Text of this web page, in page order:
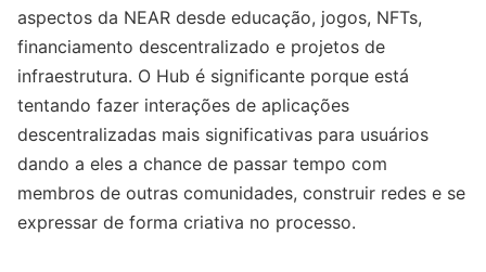
aspectos da NEAR desde educação, jogos, NFTs,
financiamento descentralizado e projetos de
infraestrutura. O Hub é significante porque está
tentando fazer interações de aplicações
descentralizadas mais significativas para usuários
dando a eles a chance de passar tempo com
membros de outras comunidades, construir redes e se
expressar de forma criativa no processo.